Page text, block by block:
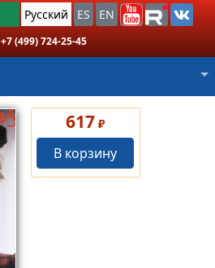
Русский ES EN
+7 (499) 724-25-45
617 ₽
В корзину